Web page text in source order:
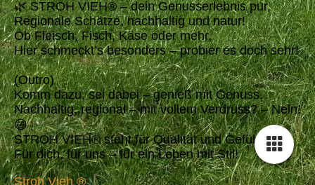
🌿 STROH VIEH® – dein Genusserlebnis pur,
Regionale Schätze, nachhaltig und natur!
Ob Fleisch, Fisch, Käse oder mehr,
Hier schmeckt’s besonders – probier es doch sehr!
(Outro)
Komm dazu, sei dabei – genieß mit Genuss,
Nachhaltig, regional – mit vollem Verdruss? – Nein!
😄
STROH VIEH® steht für Qualität und Gefühl,
Für dich, für uns – für ein Leben mit Stil!
Stroh Vieh ®